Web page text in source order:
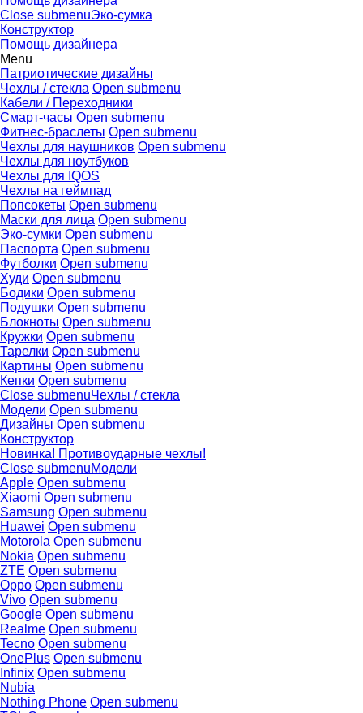
Close submenuЭко-сумка
Конструктор
Помощь дизайнера
Menu
Патриотические дизайны
Чехлы / стекла Open submenu
Кабели / Переходники
Смарт-часы Open submenu
Фитнес-браслеты Open submenu
Чехлы для наушников Open submenu
Чехлы для ноутбуков
Чехлы для IQOS
Чехлы на геймпад
Попсокеты Open submenu
Маски для лица Open submenu
Эко-сумки Open submenu
Паспорта Open submenu
Футболки Open submenu
Худи Open submenu
Бодики Open submenu
Подушки Open submenu
Блокноты Open submenu
Кружки Open submenu
Тарелки Open submenu
Картины Open submenu
Кепки Open submenu
Close submenuЧехлы / стекла
Модели Open submenu
Дизайны Open submenu
Конструктор
Новинка! Противоударные чехлы!
Close submenuМодели
Apple Open submenu
Xiaomi Open submenu
Samsung Open submenu
Huawei Open submenu
Motorola Open submenu
Nokia Open submenu
ZTE Open submenu
Oppo Open submenu
Vivo Open submenu
Google Open submenu
Realme Open submenu
Tecno Open submenu
OnePlus Open submenu
Infinix Open submenu
Nubia
Nothing Phone Open submenu